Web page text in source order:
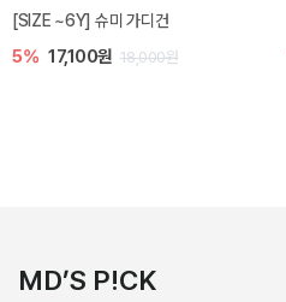
밀라 아기 점프수트
10% 30,600원 34,000원
MD’S P!CK